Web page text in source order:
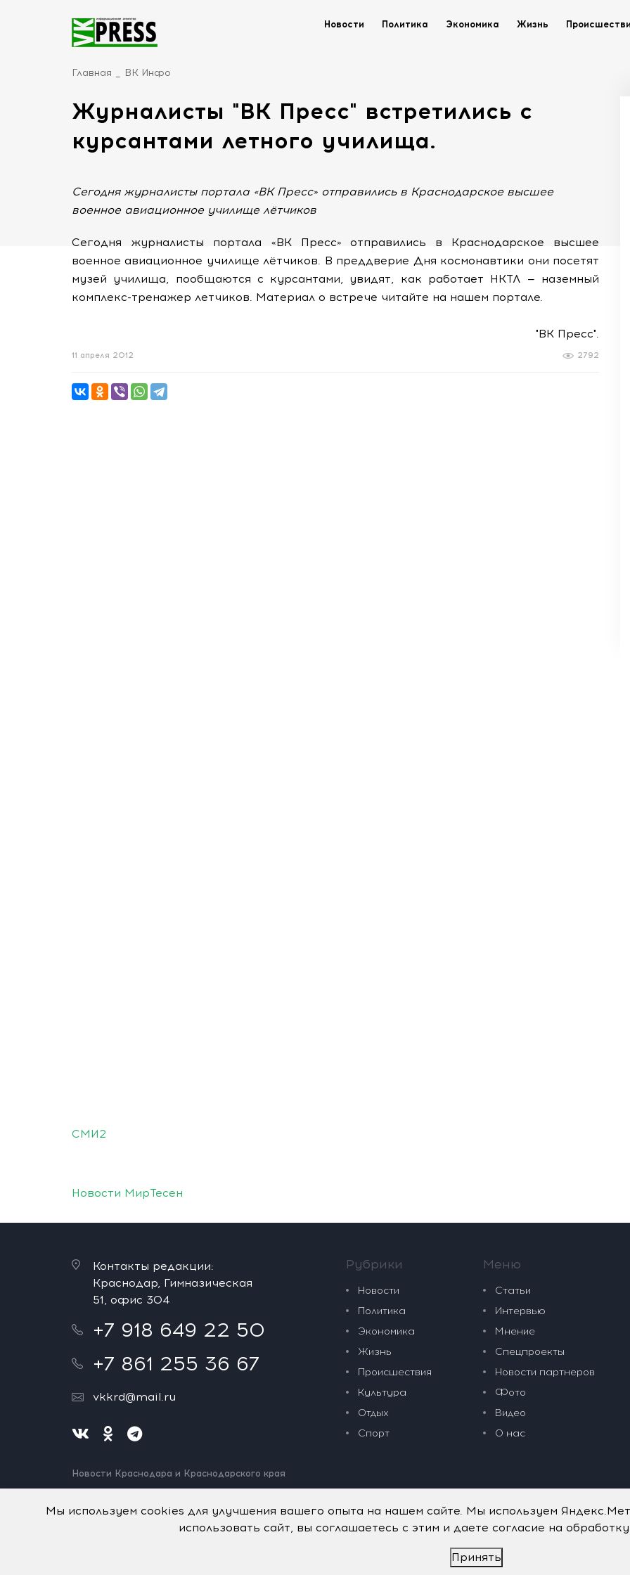
Новости Политика Экономика Жизнь
Главная ВК Инфо
Журналисты "ВК Пресс" встретились с
курсантами летного училища.
Сегодня журналисты портала «ВК Пресс» отправились в Краснодарское высшее
военное авиационное училище лётчиков
Сегодня журналисты портала «ВК Пресс» отправились в Краснодарское высшее
военное авиационное училище лётчиков. В преддверие Дня космонавтики они посетят
музей училища, пообщаются с курсантами, увидят, как работает НКТЛ — наземный
комплекс-тренажер летчиков. Материал о встрече читайте на нашем портале.
"ВК Пресс".
2792
11 апреля 2012
СМИ2
Новости МирТесен
Контакты редакции:
Краснодар, Гимназическая
51, офис 304
+7 918 649 22 50
+7 861 255 36 67
vkkrd@mail.ru
Новости Краснодара и Краснодарского края
Нашли ошибку? Выделите и нажмите Ctrl+Enter.
Рубрики
Новости
Политика
Экономика
Жизнь
Происшествия
Культура
Отдых
Спорт
Меню
Статьи
Интервью
Мнение
Спецпроекты
Новости партнеров
Фото
Видео
О нас
Политика обработки персональных данных
© Авторское право на систему визуализации содержимого портала vkpress.ru, а также на исходные данные, включая
Мы используем cookies для улучшения вашего опыта на нашем сайте. Мы используем
использовать сайт, вы соглашаетесь с этим и даете согласие на
Принять